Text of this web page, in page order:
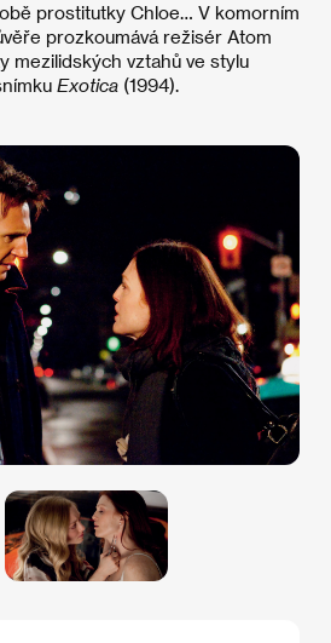
prostitutky Chloe… V komorním
prozkoumává režisér Atom
mezilidských vztahů ve stylu
Exotica (1994).